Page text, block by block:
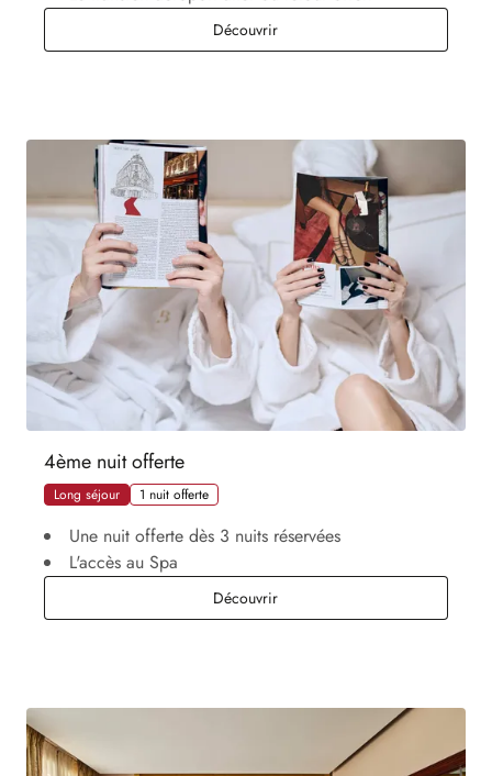
DécouvrirParisian Summer
4ème nuit offerte
Long séjour 1 nuit offerte
Une nuit offerte dès 3 nuits réservées
L'accès au Spa
Découvrir4ème nuit offerte